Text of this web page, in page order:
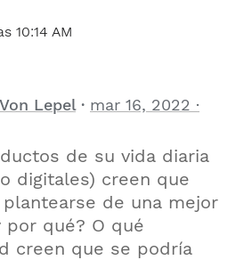
10:14 AM
Lepel
mar 16, 2022 ·
de su vida diaria
digitales) creen que
de una mejor
por qué? O qué
creen que se podría